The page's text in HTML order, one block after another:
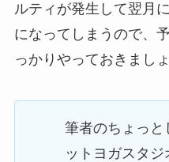
ルティが発生して翌月
になってしまうので、
っかりやっておきましょ
筆者のちょっと
ットヨガスタ